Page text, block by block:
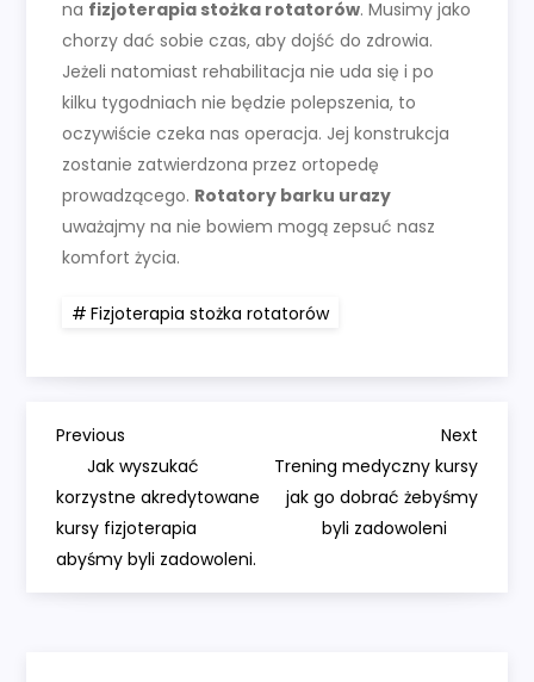
na fizjoterapia stożka rotatorów. Musimy jako
chorzy dać sobie czas, aby dojść do zdrowia.
Jeżeli natomiast rehabilitacja nie uda się i po
kilku tygodniach nie będzie polepszenia, to
oczywiście czeka nas operacja. Jej konstrukcja
zostanie zatwierdzona przez ortopedę
prowadzącego. Rotatory barku urazy
uważajmy na nie bowiem mogą zepsuć nasz
komfort życia.
Fizjoterapia stożka rotatorów
N
a
w
Previous
Post
Previous
Jak wyszukać
korzystne akredytowane
kursy fizjoterapia
abyśmy byli zadowoleni.
Next
Post
Next
Trening medyczny kursy
jak go dobrać żebyśmy
byli zadowoleni